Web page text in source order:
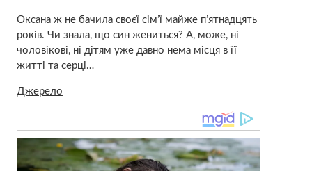
Оксана ж не бачила своєї сім’ї майже п’ятнадцять
років. Чи знала, що син жениться? А, може, ні
чоловікові, ні дітям уже давно нема місця в її
житті та сeрці…
Джерело